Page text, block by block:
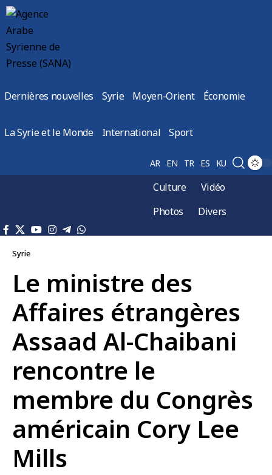
Dernières nouvelles Syrie Moyen-Orient Économie
La Syrie et le Monde International Sport
AR EN TR ES KU
Culture
Vidéo
Photos
Divers
Syrie
Le ministre des
Affaires étrangères
Assaad Al-Chaibani
rencontre le
membre du Congrès
américain Cory Lee
Mills